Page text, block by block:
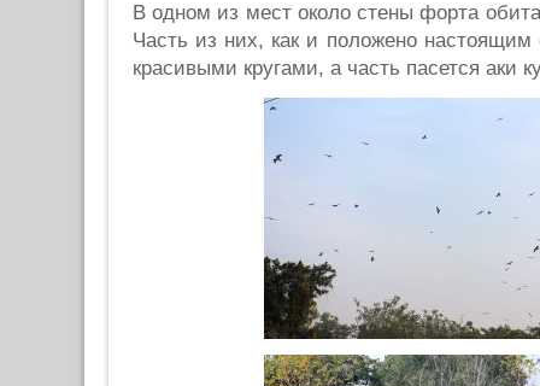
В одном из мест около стены форта
Часть из них, как и положено
красивыми кругами, а часть пасется аки